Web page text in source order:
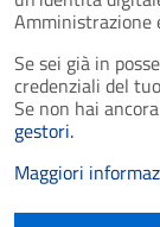
Amministrazione
Se sei già in
credenziali del
Se non hai
gestori.
Maggiori